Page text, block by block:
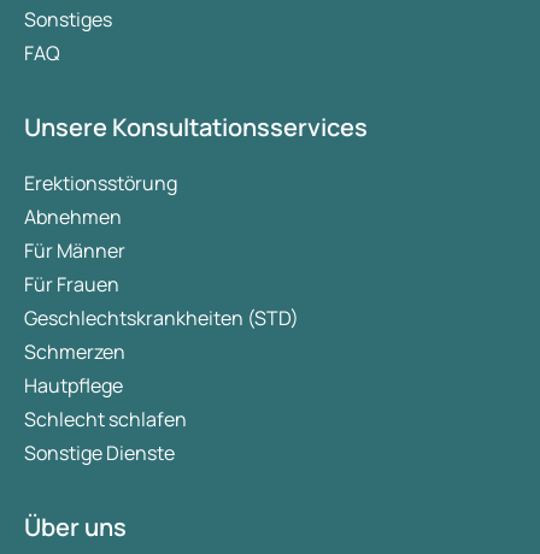
Sonstiges
FAQ
Unsere Konsultationsservices
Erektionsstörung
Abnehmen
Für Männer
Für Frauen
Geschlechtskrankheiten (STD)
Schmerzen
Hautpflege
Schlecht schlafen
Sonstige Dienste
Über uns